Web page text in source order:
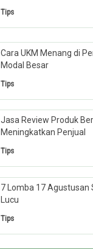
Tips
Cara UKM Menang di
Modal Besar
Tips
Jasa Review Produk
Meningkatkan Penjual
Tips
7 Lomba 17 Agustusan
Lucu
Tips